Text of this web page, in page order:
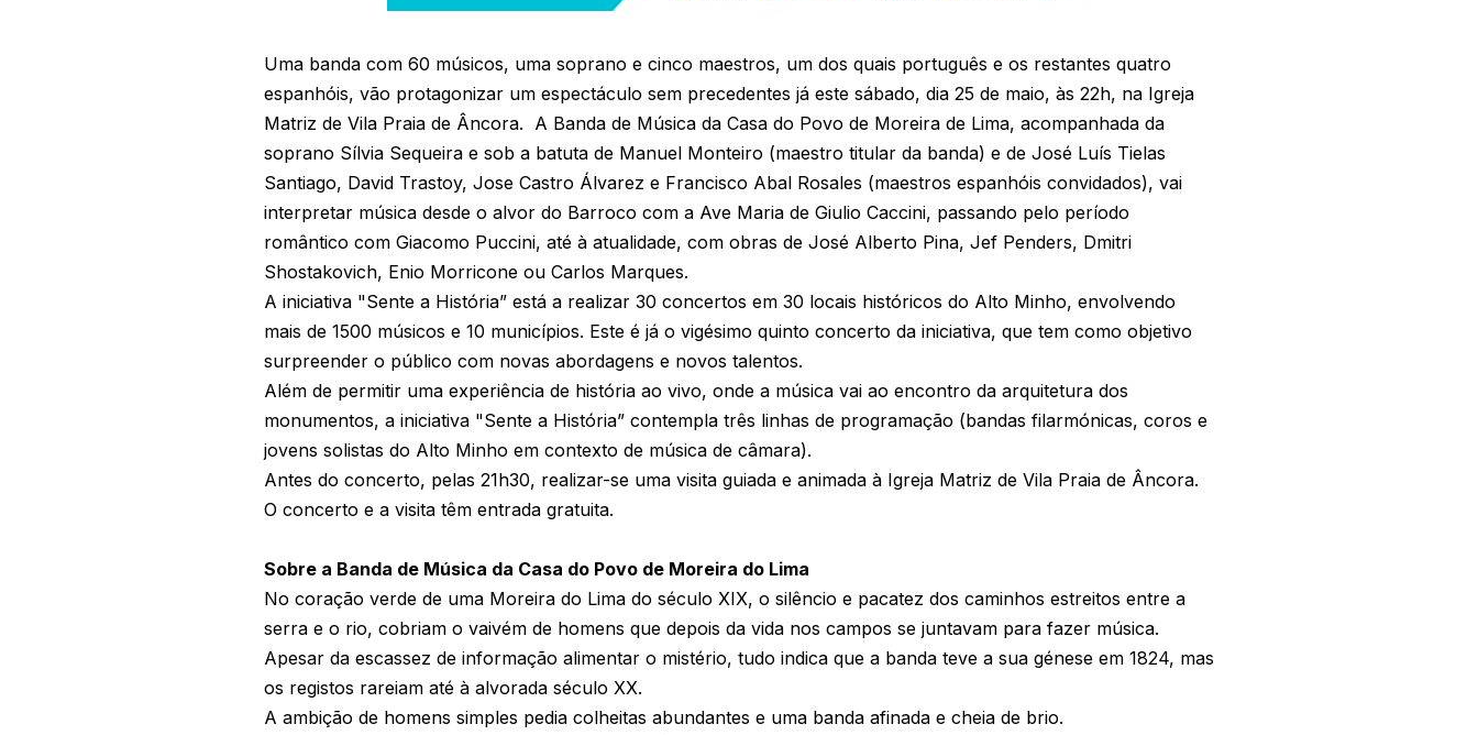
Uma banda com 60 músicos, uma soprano e cinco maestros, um dos quais português e os restantes quatro
espanhóis, vão protagonizar um espectáculo sem precedentes já este sábado, dia 25 de maio, às 22h, na Igreja
Matriz de Vila Praia de Âncora. A Banda de Música da Casa do Povo de Moreira de Lima, acompanhada da
soprano Sílvia Sequeira e sob a batuta de Manuel Monteiro (maestro titular da banda) e de José Luís Tielas
Santiago, David Trastoy, Jose Castro Álvarez e Francisco Abal Rosales (maestros espanhóis convidados), vai
interpretar música desde o alvor do Barroco com a Ave Maria de Giulio Caccini, passando pelo período
romântico com Giacomo Puccini, até à atualidade, com obras de José Alberto Pina, Jef Penders, Dmitri
Shostakovich, Enio Morricone ou Carlos Marques.
A iniciativa "Sente a História” está a realizar 30 concertos em 30 locais históricos do Alto Minho, envolvendo
mais de 1500 músicos e 10 municípios. Este é já o vigésimo quinto concerto da iniciativa, que tem como objetivo
surpreender o público com novas abordagens e novos talentos.
Além de permitir uma experiência de história ao vivo, onde a música vai ao encontro da arquitetura dos
monumentos, a iniciativa "Sente a História” contempla três linhas de programação (bandas filarmónicas, coros e
jovens solistas do Alto Minho em contexto de música de câmara).
Antes do concerto, pelas 21h30, realizar-se uma visita guiada e animada à Igreja Matriz de Vila Praia de Âncora.
O concerto e a visita têm entrada gratuita.
Sobre a Banda de Música da Casa do Povo de Moreira do Lima
No coração verde de uma Moreira do Lima do século XIX, o silêncio e pacatez dos caminhos estreitos entre a
serra e o rio, cobriam o vaivém de homens que depois da vida nos campos se juntavam para fazer música.
Apesar da escassez de informação alimentar o mistério, tudo indica que a banda teve a sua génese em 1824, mas
os registos rareiam até à alvorada século XX.
A ambição de homens simples pedia colheitas abundantes e uma banda afinada e cheia de brio.